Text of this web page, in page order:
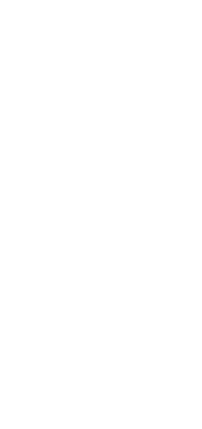
mehr als